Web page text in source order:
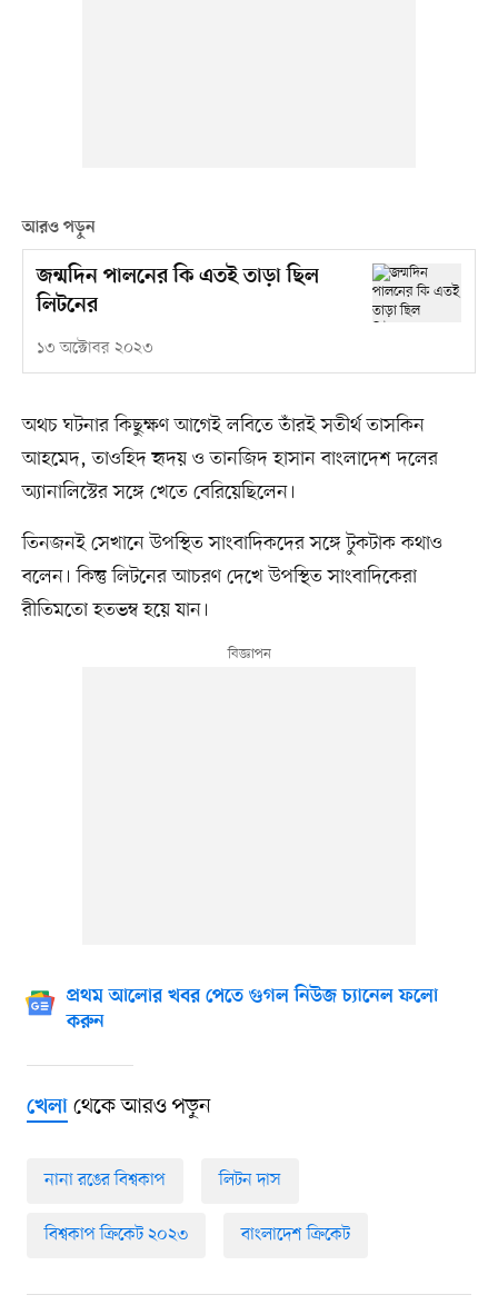
আরও পড়ুন
জন্মদিন পালনের কি এতই তাড়া ছিল
লিটনের
১৩ অক্টোবর ২০২৩
অথচ ঘটনার কিছুক্ষণ আগেই লবিতে তাঁরই সতীর্থ তাসকিন
আহমেদ, তাওহিদ হৃদয় ও তানজিদ হাসান বাংলাদেশ দলের
অ্যানালিস্টের সঙ্গে খেতে বেরিয়েছিলেন।
তিনজনই সেখানে উপস্থিত সাংবাদিকদের সঙ্গে টুকটাক কথাও
বলেন। কিন্তু লিটনের আচরণ দেখে উপস্থিত সাংবাদিকেরা
রীতিমতো হতভম্ব হয়ে যান।
প্রথম আলোর খবর পেতে গুগল নিউজ চ্যানেল ফলো
করুন
খেলাথেকে আরও পড়ুন
নানা রঙের বিশ্বকাপ লিটন দাস
বিশ্বকাপ ক্রিকেট ২০২৩ বাংলাদেশ ক্রিকেট